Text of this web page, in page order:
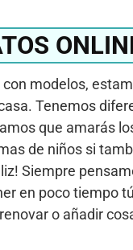
modelos,
Tenemos
que amarás
de niños si
Siempre
en poco tiempo
o añadir